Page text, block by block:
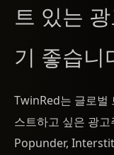
트 있는
기 좋습니
TwinRed는 글로벌
스트하고 싶은 광
Popunder,